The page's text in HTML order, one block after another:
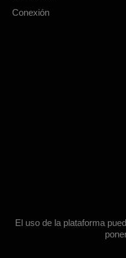
Conexión
El uso de la plataforma